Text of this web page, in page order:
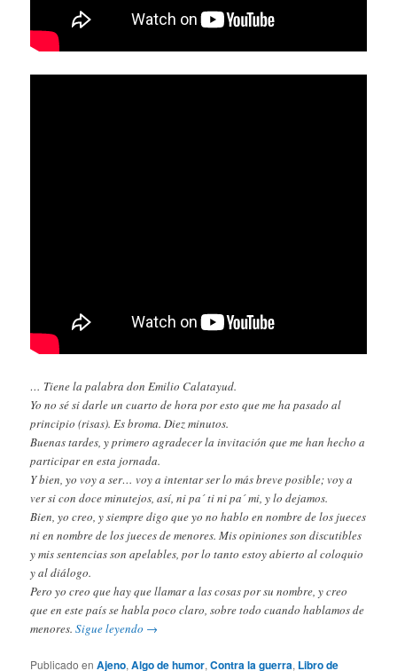
… Tiene la palabra don Emilio Calatayud.
Yo no sé si darle un cuarto de hora por esto que me ha pasado al
principio (risas). Es broma. Diez minutos.
Buenas tardes, y primero agradecer la invitación que me han hecho a
participar en esta jornada.
Y bien, yo voy a ser… voy a intentar ser lo más breve posible; voy a
ver si con doce minutejos, así, ni pa´ ti ni pa´ mi, y lo dejamos.
Bien, yo creo, y siempre digo que yo no hablo en nombre de los jueces
ni en nombre de los jueces de menores. Mis opiniones son discutibles
y mis sentencias son apelables, por lo tanto estoy abierto al coloquio
y al diálogo.
Pero yo creo que hay que llamar a las cosas por su nombre, y creo
que en este país se habla poco claro, sobre todo cuando hablamos de
menores.Sigue leyendo →
Publicado en Ajeno,Algo de humor,Contra la guerra, Libro de